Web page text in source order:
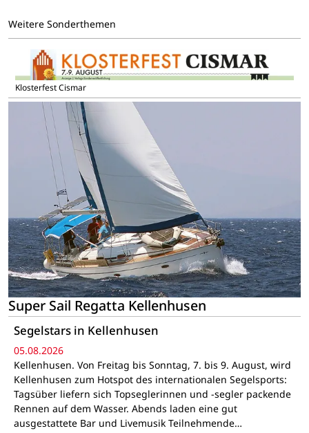
Weitere Sonderthemen
Klosterfest Cismar
Super Sail Regatta Kellenhusen
Segelstars in Kellenhusen
05.08.2026
Kellenhusen. Von Freitag bis Sonntag, 7. bis 9. August, wird
Kellenhusen zum Hotspot des internationalen Segelsports:
Tagsüber liefern sich Topseglerinnen und -segler packende
Rennen auf dem Wasser. Abends laden eine gut
ausgestattete Bar und Livemusik Teilnehmende…